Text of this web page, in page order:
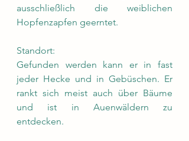
ausschließlich die weiblichen
Hopfenzapfen geerntet.
Standort:
Gefunden werden kann er in fast
jeder Hecke und in Gebüschen. Er
rankt sich meist auch über Bäume
und ist in Auenwäldern zu
entdecken.